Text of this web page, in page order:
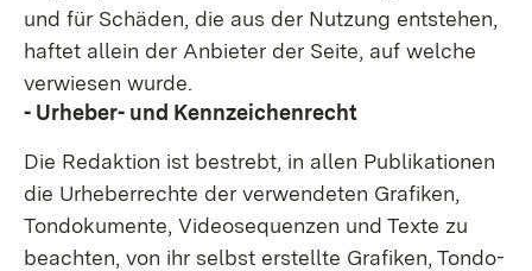
und für Schäden, die aus der Nutzung entstehen,
haftet allein der Anbieter der Seite, auf welche
verwiesen wurde.
- Urheber- und Kennzeichenrecht
Die Redaktion ist bestrebt, in allen Publikationen
die Urheberrechte der verwendeten Grafiken,
Tondokumente, Videosequenzen und Texte zu
beachten, von ihr selbst erstellte Grafiken, Tondo­